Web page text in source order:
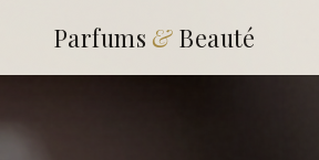
Parfums &Beauté